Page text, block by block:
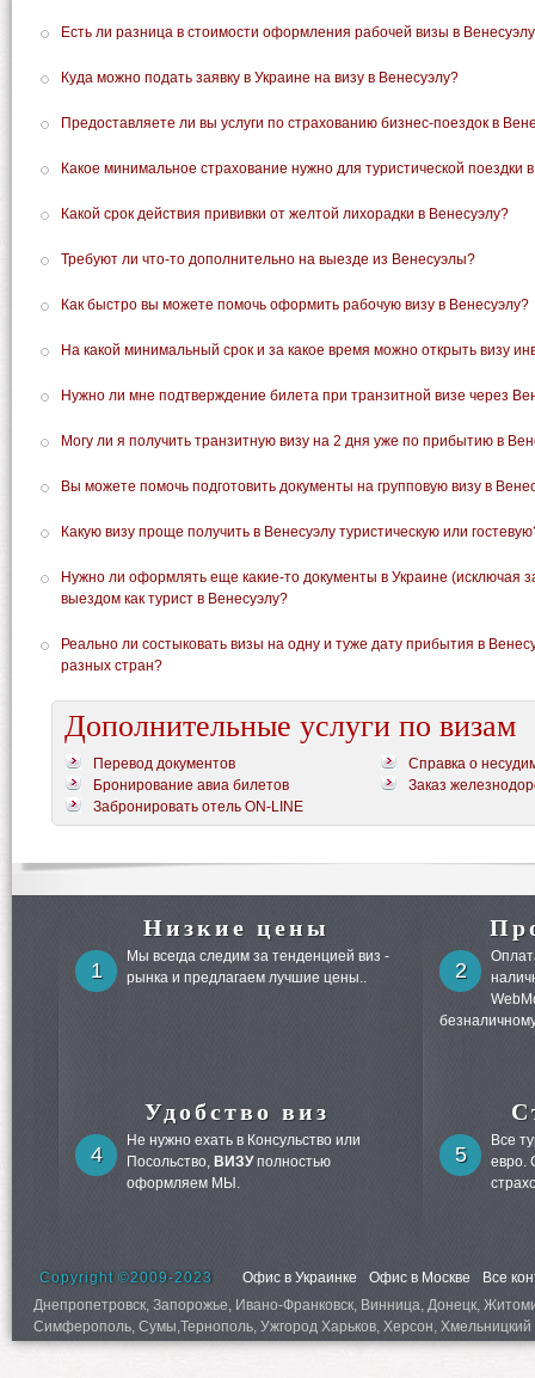
Есть ли разница в стоимости оформления рабочей визы в
Куда можно подать заявку в Украине на визу в Венесуэлу?
Предоставляете ли вы услуги по страхованию бизнес-поездок в
Какое минимальное страхование нужно для туристической поездки
Какой срок действия прививки от желтой лихорадки в Венесуэлу?
Требуют ли что-то дополнительно на выезде из Венесуэлы?
Как быстро вы можете помочь оформить рабочую визу в Венесуэлу?
На какой минимальный срок и за какое время можно открыть визу
Нужно ли мне подтверждение билета при транзитной визе через
Могу ли я получить транзитную визу на 2 дня уже по прибытию в
Вы можете помочь подготовить документы на групповую визу в
Какую визу проще получить в Венесуэлу туристическую или
Нужно ли оформлять еще какие-то документы в Украине (исключая
выездом как турист в Венесуэлу?
Реально ли состыковать визы на одну и туже дату прибытия в
разных стран?
Дополнительные услуги по визам
Перевод документов
Справка о
Бронирование авиа билетов
Заказ
Забронировать отель ON-LINE
Низкие цены
1
Мы всегда следим за тенденцией виз -
рынка и предлагаем лучшие цены..
2
Удобство виз
4
Не нужно ехать в Консульство или
Посольство, ВИЗУполностью
оформляем МЫ.
5
Все
евро.
Copyright ©2009-2023 Офис в Украинке Офис в Москве
Все
Днепропетровск, Запорожье, Ивано-Франковск, Винница, Донецк,
Симферополь, Сумы,Тернополь, Ужгород Харьков, Херсон,